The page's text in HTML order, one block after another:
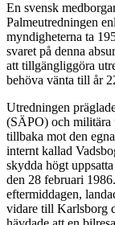
En svensk
Palmeutredningen
myndigheterna ta
svaret på denna
att tillgängliggöra
behöva vänta till år
Utredningen
(SÄPO) och militära
tillbaka mot den
internt kallad
skydda högt
den 28 februari
eftermiddagen,
vidare till Karlsborg